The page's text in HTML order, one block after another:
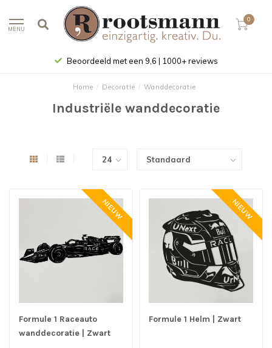
MENU
0
Gratis bezorgd (in NL) vanaf € 100
Home / Decoratie / Wanddecoratie
Industriële wanddecoratie
NIEUW
Formule 1 Raceauto
wanddecoratie | Zwart
NIEUW
Formule 1 Helm | Zwart